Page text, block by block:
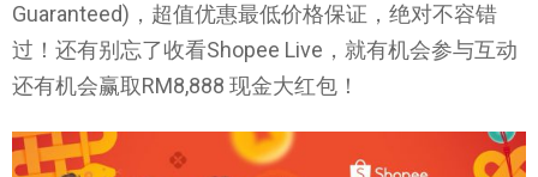
Guaranteed)，超值优惠最低价格保证，绝对不容错
过！还有别忘了收看Shopee Live，就有机会参与互动
还有机会赢取RM8,888 现金大红包！